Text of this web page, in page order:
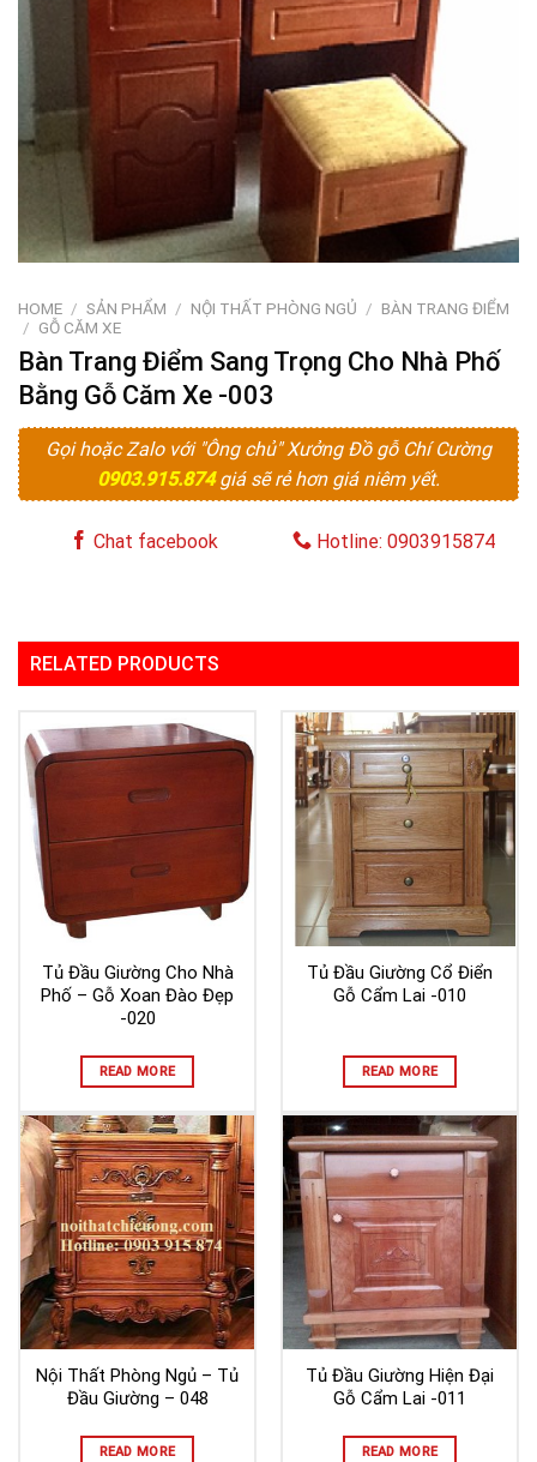
HOME / SẢN PHẨM / NỘI THẤT PHÒNG NGỦ / BÀN TRANG ĐIỂM
/ GỖ CĂM XE
Bàn Trang Điểm Sang Trọng Cho Nhà Phố
Bằng Gỗ Căm Xe -003
Gọi hoặc Zalo với "Ông chủ" Xưởng Đồ gỗ Chí Cường
0903.915.874giá sẽ rẻ hơn giá niêm yết.
Chat facebook Hotline: 0903915874
RELATED PRODUCTS
Tủ Đầu Giường Cho Nhà
Phố – Gỗ Xoan Đào Đẹp
-020
READ MORE
Tủ Đầu Giường Cổ Điển
Gỗ Cẩm Lai -010
READ MORE
Nội Thất Phòng Ngủ – Tủ
Đầu Giường – 048
READ MORE
Tủ Đầu Giường Hiện Đại
Gỗ Cẩm Lai -011
READ MORE